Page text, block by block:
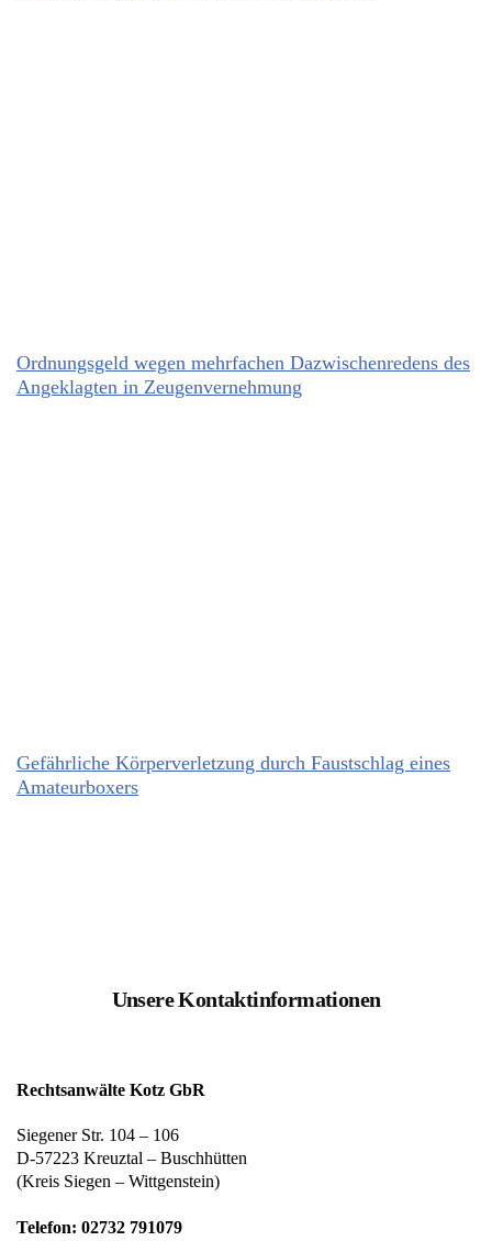
Ordnungsgeld wegen mehrfachen Dazwischenredens des
Angeklagten in Zeugenvernehmung
Gefährliche Körperverletzung durch Faustschlag eines
Amateurboxers
Unsere Kontaktinformationen
Rechtsanwälte Kotz GbR
Siegener Str. 104 – 106
D-57223 Kreuztal – Buschhütten
(Kreis Siegen – Wittgenstein)
Telefon: 02732 791079